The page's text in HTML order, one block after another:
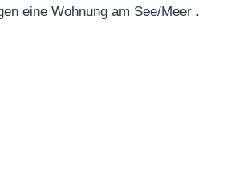
eine Wohnung am See/Meer .